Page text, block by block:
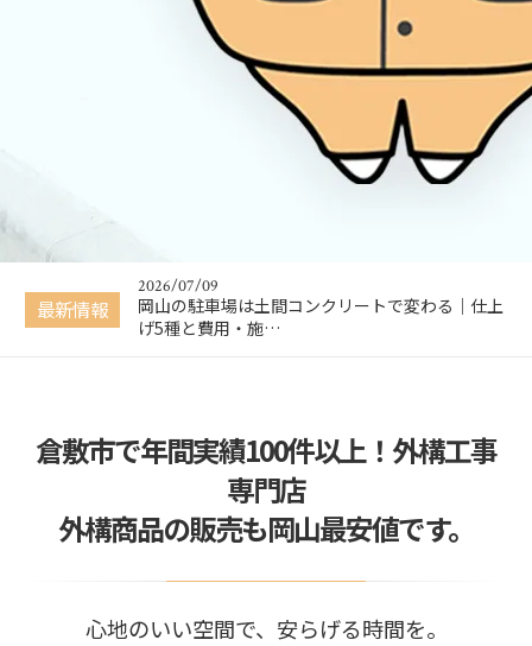
最新情報
【掲載のお知らせ】KidsDo2月号に掲載されまし
2026/07/09
岡山の駐車場は土間コンクリートで変わる｜仕上
げ5種と費用・施…
2026/04/02
【春限定】ウッドデッキプレゼントキャンペーン
【掲載のお知らせ】KidsDo2月号に掲載されまし
た
2026/07/10
かる！かんたん…
倉敷市で年間実績100件以上！外構工事
専門店
外構商品の販売も岡山最安値です。
心地のいい空間で、安らげる時間を。